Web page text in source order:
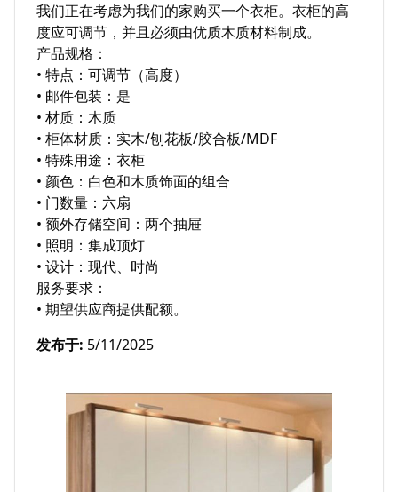
我们正在考虑为我们的家购买一个衣柜。衣柜的高
度应可调节，并且必须由优质木质材料制成。
产品规格：
• 特点：可调节（高度）
• 邮件包装：是
• 材质：木质
• 柜体材质：实木/刨花板/胶合板/MDF
• 特殊用途：衣柜
• 颜色：白色和木质饰面的组合
• 门数量：六扇
• 额外存储空间：两个抽屉
• 照明：集成顶灯
• 设计：现代、时尚
服务要求：
• 期望供应商提供配额。
发布于: 5/11/2025